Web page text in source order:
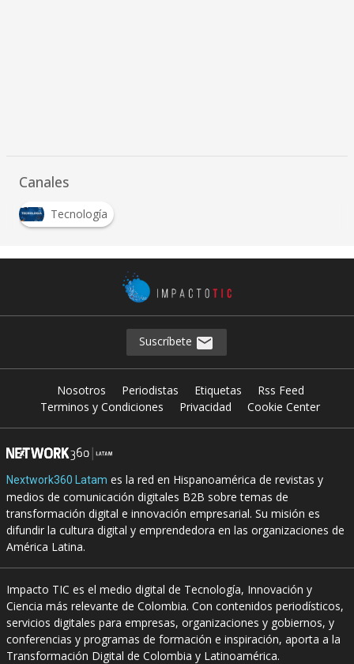
Canales
Tecnología
Suscríbete
Nosotros Periodistas Etiquetas
Rss Feed
Terminos y Condiciones
Privacidad Cookie Center
Nextwork360 Latam es la red en Hispanoamérica de revistas y
medios de comunicación digitales B2B sobre temas de
transformación digital e innovación empresarial. Su misión es
difundir la cultura digital y emprendedora en las organizaciones de
América Latina.
Impacto TIC es el medio digital de Tecnología, Innovación y
Ciencia más relevante de Colombia. Con contenidos periodísticos,
servicios digitales para empresas, organizaciones y gobiernos, y
conferencias y programas de formación e inspiración, aporta a la
Transformación Digital de Colombia y Latinoamérica.